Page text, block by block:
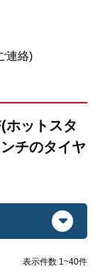
連絡)
ホットスタ
チのタイヤ
表示件数 1~40件